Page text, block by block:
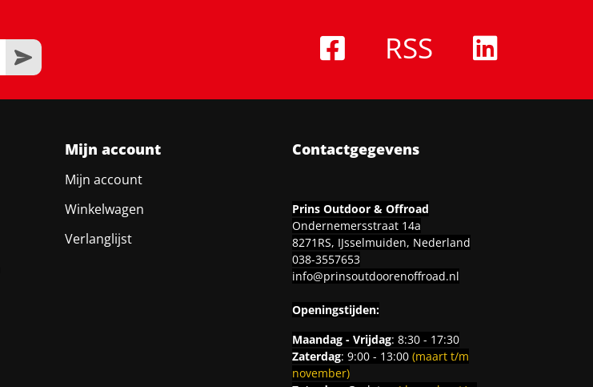
RSS
Mijn account
Mijn account
Winkelwagen
Verlanglijst
Contactgegevens
Prins Outdoor & Offroad
Ondernemersstraat 14a
8271RS, IJsselmuiden, Nederland
038-3557653
info@prinsoutdoorenoffroad.nl
Openingstijden:
Maandag - Vrijdag: 8:30 - 17:30
Zaterdag: 9:00 - 13:00 (maart t/m
november)